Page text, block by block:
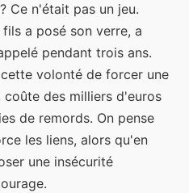
Ce n'était pas un jeu.
a posé son verre, a
pendant trois ans.
volonté de forcer une
des milliers d'euros
de remords. On pense
les liens, alors qu'en
une insécurité